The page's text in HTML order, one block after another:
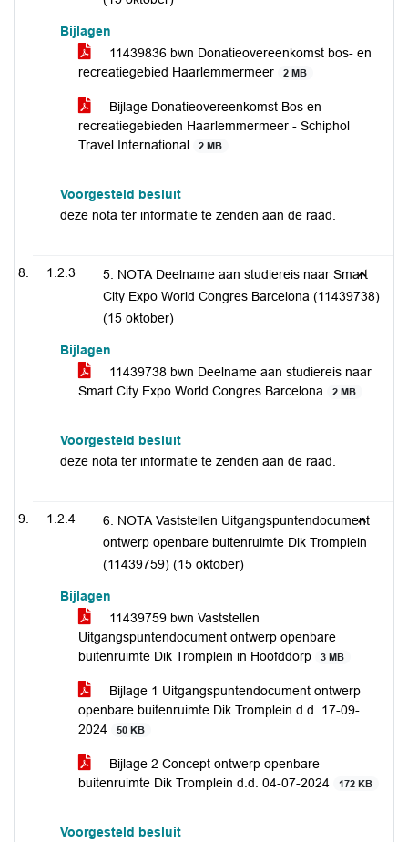
Bijlagen
11439836 bwn Donatieovereenkomst bos- en
recreatiegebied Haarlemmermeer
2 MB
Bijlage Donatieovereenkomst Bos en
recreatiegebieden Haarlemmermeer - Schiphol
Travel International
2 MB
Voorgesteld besluit
deze nota ter informatie te zenden aan de raad.
1.2.3
5. NOTA Deelname aan studiereis naar Smart
City Expo World Congres Barcelona (11439738)
(15 oktober)
Bijlagen
11439738 bwn Deelname aan studiereis naar
Smart City Expo World Congres Barcelona
2 MB
Voorgesteld besluit
deze nota ter informatie te zenden aan de raad.
1.2.4
6. NOTA Vaststellen Uitgangspuntendocument
ontwerp openbare buitenruimte Dik Tromplein
(11439759) (15 oktober)
Bijlagen
11439759 bwn Vaststellen
Uitgangspuntendocument ontwerp openbare
buitenruimte Dik Tromplein in Hoofddorp
3 MB
Bijlage 1 Uitgangspuntendocument ontwerp
openbare buitenruimte Dik Tromplein d.d. 17-09-
2024
50 KB
Bijlage 2 Concept ontwerp openbare
buitenruimte Dik Tromplein d.d. 04-07-2024
172 KB
Voorgesteld besluit